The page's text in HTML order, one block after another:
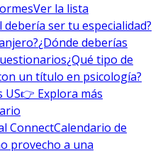
Ver la lista
debería ser tu especialidad?
¿Dónde deberías
¿Qué tipo de
un título en psicología?
US👉 Explora más
ConnectCalendario de
provecho a una